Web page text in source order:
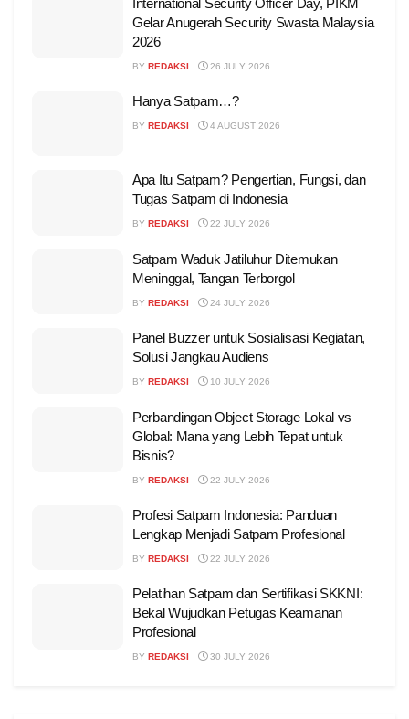
Gelar Anugerah Security Swasta Malaysia
2026
BY REDAKSI 26 JULY 2026
Hanya Satpam…?
BY REDAKSI 4 AUGUST 2026
Apa Itu Satpam? Pengertian, Fungsi, dan
Tugas Satpam di Indonesia
BY REDAKSI 22 JULY 2026
Satpam Waduk Jatiluhur Ditemukan
Meninggal, Tangan Terborgol
BY REDAKSI 24 JULY 2026
Panel Buzzer untuk Sosialisasi Kegiatan,
Solusi Jangkau Audiens
BY REDAKSI 10 JULY 2026
Perbandingan Object Storage Lokal vs
Global: Mana yang Lebih Tepat untuk
Bisnis?
BY REDAKSI 22 JULY 2026
Profesi Satpam Indonesia: Panduan
Lengkap Menjadi Satpam Profesional
BY REDAKSI 22 JULY 2026
Pelatihan Satpam dan Sertifikasi SKKNI:
Bekal Wujudkan Petugas Keamanan
Profesional
BY REDAKSI 30 JULY 2026